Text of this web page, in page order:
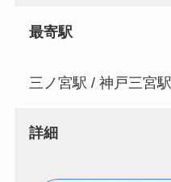
最寄駅
三ノ宮駅 / 神戸三宮駅
詳細